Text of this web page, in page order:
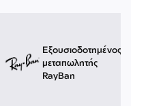
Εξουσιοδοτημένος
μεταπωλητής
RayBan